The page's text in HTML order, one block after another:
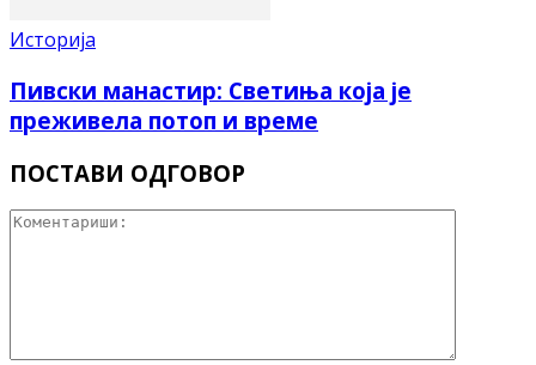
Историја
Пивски манастир: Светиња која је
преживела потоп и време
ПОСТАВИ ОДГОВОР